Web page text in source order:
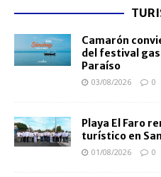
Camarón
del festival
Paraíso
03/08/2026 0
Playa El Faro
turístico en
01/08/2026 0